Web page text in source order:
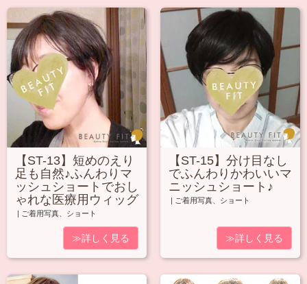
【ST-13】短めのえり
足も自然♪ふんわりマ
ッシュショートでおし
ゃれな医療用ウィッグ
| ご着用写真 ショート
≫詳しく見る
【ST-15】分け目なし
でふんわりかわいいマ
ニッシュショート♪
| ご着用写真 ショート
≫詳しく見る